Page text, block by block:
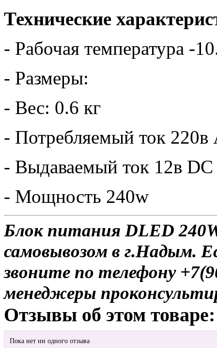
Технические
- Рабочая температура -
- Размеры:
- Вес: 0.6 кг
- Потребляемый ток 220в
- Выдаваемый ток 12в DC
- Мощность 240w
Блок питания DLED
самовывозом в г.Надым.
звоните по телефону
менеджеры
Отзывы об этом товаре:
Пока нет ни одного отзыва